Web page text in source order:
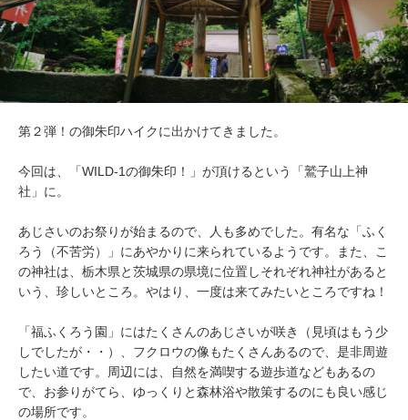
第２弾！の御朱印ハイクに出かけてきました。
今回は、「WILD-1の御朱印！」が頂けるという「鷲子山上神
社」に。
あじさいのお祭りが始まるので、人も多めでした。有名な「ふく
ろう（不苦労）」にあやかりに来られているようです。また、こ
の神社は、栃木県と茨城県の県境に位置しそれぞれ神社があると
いう、珍しいところ。やはり、一度は来てみたいところですね！
「福ふくろう園」にはたくさんのあじさいが咲き（見頃はもう少
しでしたが・・）、フクロウの像もたくさんあるので、是非周遊
したい道です。周辺には、自然を満喫する遊歩道などもあるの
で、お参りがてら、ゆっくりと森林浴や散策するのにも良い感じ
の場所です。